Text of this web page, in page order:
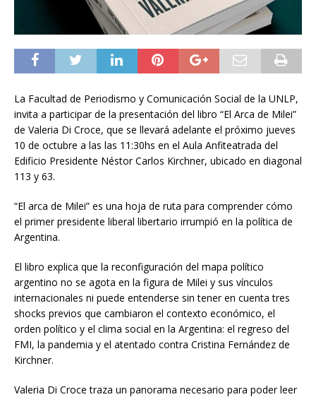
La Facultad de Periodismo y Comunicación Social de la UNLP,
invita a participar de la presentación del libro “El Arca de Milei”
de Valeria Di Croce, que se llevará adelante el próximo jueves
10 de octubre a las las 11:30hs en el Aula Anfiteatrada del
Edificio Presidente Néstor Carlos Kirchner, ubicado en diagonal
113 y 63.
“El arca de Milei” es una hoja de ruta para comprender cómo
el primer presidente liberal libertario irrumpió en la política de
Argentina.
El libro explica que la reconfiguración del mapa político
argentino no se agota en la figura de Milei y sus vínculos
internacionales ni puede entenderse sin tener en cuenta tres
shocks previos que cambiaron el contexto económico, el
orden político y el clima social en la Argentina: el regreso del
FMI, la pandemia y el atentado contra Cristina Fernández de
Kirchner.
Valeria Di Croce traza un panorama necesario para poder leer